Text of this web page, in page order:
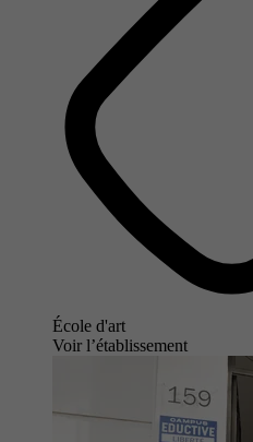
École d'art
Voir l’établissement